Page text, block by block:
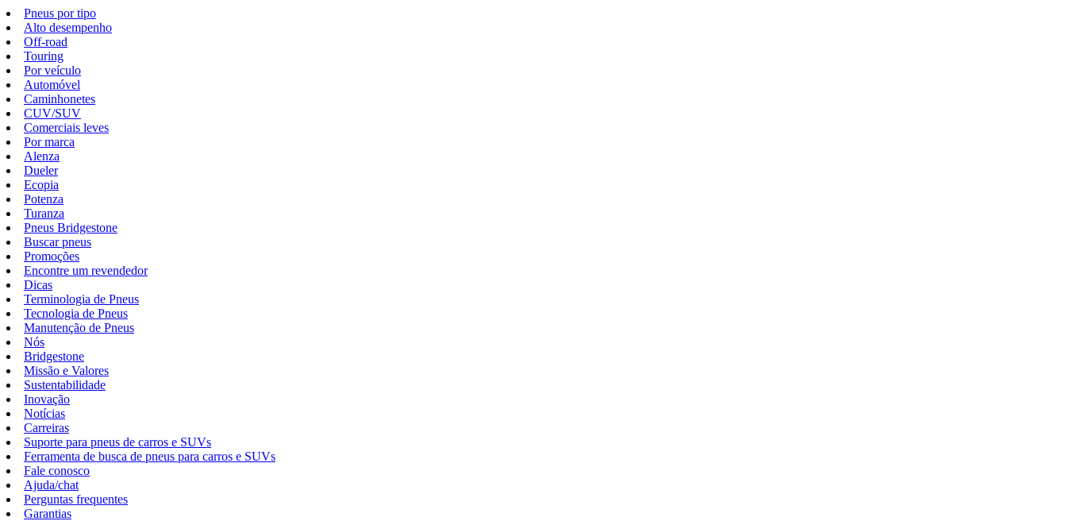
Pneus por tipo
Alto desempenho
Off-road
Touring
Por veículo
Automóvel
Caminhonetes
CUV/SUV
Comerciais leves
Por marca
Alenza
Dueler
Ecopia
Potenza
Turanza
Pneus Bridgestone
Buscar pneus
Promoções
Encontre um revendedor
Dicas
Terminologia de Pneus
Tecnologia de Pneus
Manutenção de Pneus
Nós
Bridgestone
Missão e Valores
Sustentabilidade
Inovação
Notícias
Carreiras
Suporte para pneus de carros e SUVs
Ferramenta de busca de pneus para carros e SUVs
Fale conosco
Ajuda/chat
Perguntas frequentes
Garantias